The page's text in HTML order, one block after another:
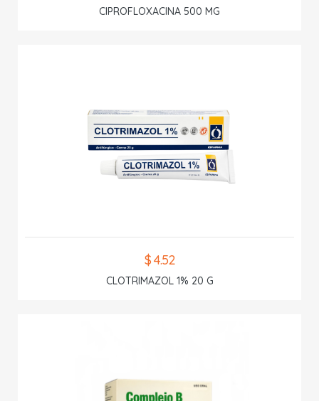
CIPROFLOXACINA 500 MG
$ 4.52
CLOTRIMAZOL 1% 20 G